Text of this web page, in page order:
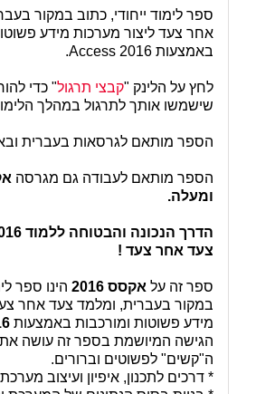
ספר לימוד ייחודי, כתוב במקור
אחר צעד ליצור מערכות מידע
באמצעות Access 2016.
לחץ על הלינק "קבצי תרגול" כדי
שישמשו אותך לתרגול במהלך
הספר מותאם לגרסאות בעברית
הספר מותאם לעבודה גם מגרסה
ומעלה.
הדרך הנכונה והבטוחה ללמוד
צעד אחר צעד !
ספר זה על אקסס 2016
הינו ספר
במקור בעברית, ומלמד צעד אחר
מידע פשוטות ומורכבות באמצעות
הגישה המיושמת בספר זה עושה
ה"קשים" לפשוטים וברורים.
* דרכים לתכנון, איפיון ועיצוב